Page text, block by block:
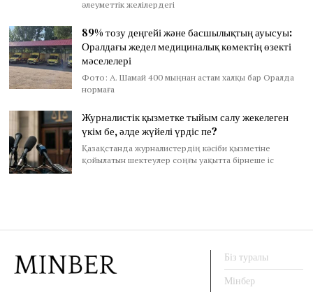
әлеуметтік желілердегі
89% тозу деңгейі және басшылықтың ауысуы:
Оралдағы жедел медициналық көмектің өзекті
мәселелері
Фото: А. Шамай 400 мыңнан астам халқы бар Оралда
нормаға
Журналистік қызметке тыйым салу жекелеген
үкім бе, әлде жүйелі үрдіс пе?
Қазақстанда журналистердің кәсіби қызметіне
қойылатын шектеулер соңғы уақытта бірнеше іс
Біз туралы
Мінбер